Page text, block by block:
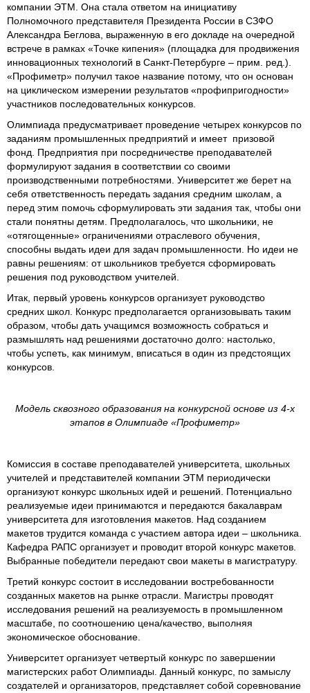
компании ЭТМ. Она стала ответом на инициативу
Полномочного представителя Президента России в СЗФО
Александра Беглова, выраженную в его докладе на очередной
встрече в рамках «Точке кипения» (площадка для продвижения
инновационных технологий в Санкт-Петербурге – прим. ред.).
«Профиметр» получил такое название потому, что он основан
на циклическом измерении результатов «профипригодности»
участников последовательных конкурсов.
Олимпиада предусматривает проведение четырех конкурсов по
заданиям промышленных предприятий и имеет призовой
фонд. Предприятия при посредничестве преподавателей
формулируют задания в соответствии со своими
производственными потребностями. Университет же берет на
себя ответственность передать задания средним школам, а
перед этим помочь сформулировать эти задания так, чтобы они
стали понятны детям. Предполагалось, что школьники, не
«отягощенные» ограничениями отраслевого обучения,
способны выдать идеи для задач промышленности. Но идеи не
равны решениям: от школьников требуется сформировать
решения под руководством учителей.
Итак, первый уровень конкурсов организует руководство
средних школ. Конкурс предполагается организовывать таким
образом, чтобы дать учащимся возможность собраться и
размышлять над решениями достаточно долго: настолько,
чтобы успеть, как минимум, вписаться в один из предстоящих
конкурсов.
Модель сквозного образования на конкурсной основе из 4-х
этапов в Олимпиаде «Профиметр»
Комиссия в составе преподавателей университета, школьных
учителей и представителей компании ЭТМ периодически
организуют конкурс школьных идей и решений. Потенциально
реализуемые идеи принимаются и передаются бакалаврам
университета для изготовления макетов. Над созданием
макетов трудится команда с участием автора идеи – школьника.
Кафедра РАПС организует и проводит второй конкурс макетов.
Выбранные победители передают свои макеты в магистратуру.
Третий конкурс состоит в исследовании востребованности
созданных макетов на рынке отрасли. Магистры проводят
исследования решений на реализуемость в промышленном
масштабе, по соотношению цена/качество, выполняя
экономическое обоснование.
Университет организует четвертый конкурс по завершении
магистерских работ Олимпиады. Данный конкурс, по замыслу
создателей и организаторов, представляет собой соревнование